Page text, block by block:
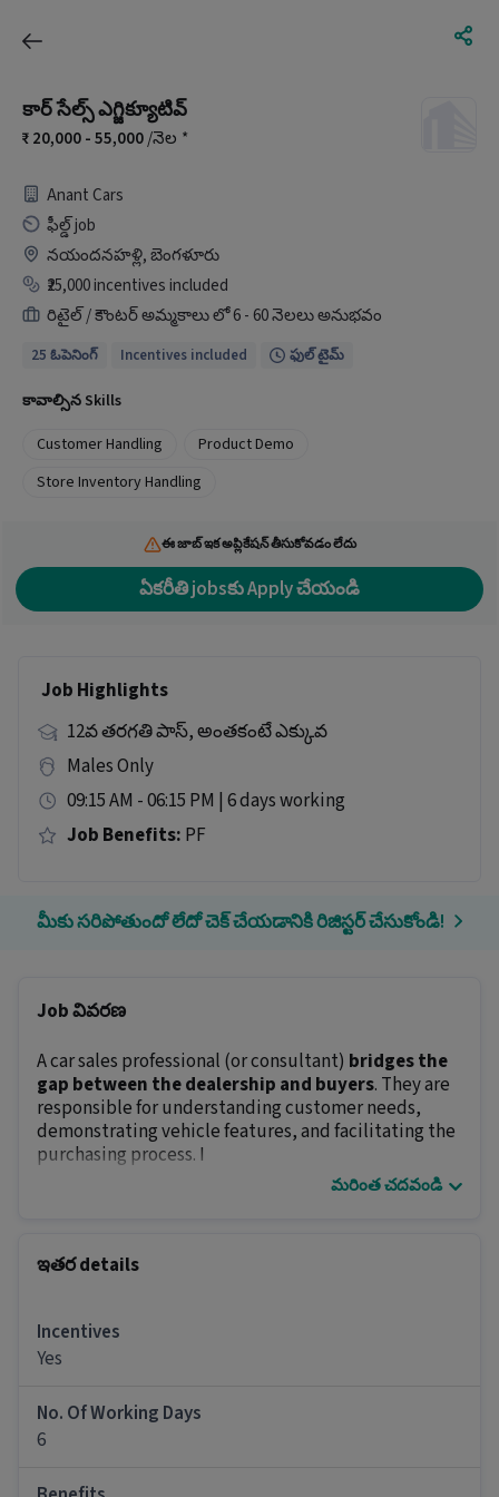
కార్ సేల్స్ ఎగ్జిక్యూటివ్
20,000 - 55,000/నెల *
Anant Cars
ఫీల్డ్ job
నయందనహళ్లి, బెంగళూరు
₹25,000 incentives included
రిటైల్ / కౌంటర్ అమ్మకాలు లో 6 - 60 నెలలు అనుభవం
25 ఓపెనింగ్ Incentives included ఫుల్ టైమ్
కావాల్సిన Skills
Customer Handling
Product Demo
Store Inventory Handling
ఈ జాబ్ ఇక అప్లికేషన్ తీసుకోవడం లేదు
ఏకరీతి jobsకు Apply చేయండి
Job Highlights
12వ తరగతి పాస్, అంతకంటే ఎక్కువ
Males Only
09:15 AM - 06:15 PM | 6 days working
Job Benefits: PF
మీకు సరిపోతుందో లేదో చెక్ చేయడానికి రిజిస్టర్ చేసుకోండి!
Job వివరణ
A car sales professional (or consultant) bridges the
gap between the dealership and buyers. They are
responsible for understanding customer needs,
demonstrating vehicle features, and facilitating the
purchasing process. I
candidates with 6 months - 5 years of experience.
ఈ Car Sales Executive job కు ఎలాంటి skills
Ans :ఈ job కు apply చేయడానికి, అభ్యర్థులు
Customer Handling, Product Demo, Store
మరింత చదవండి
ఇతర details
Incentives
Yes
No. Of Working Days
6